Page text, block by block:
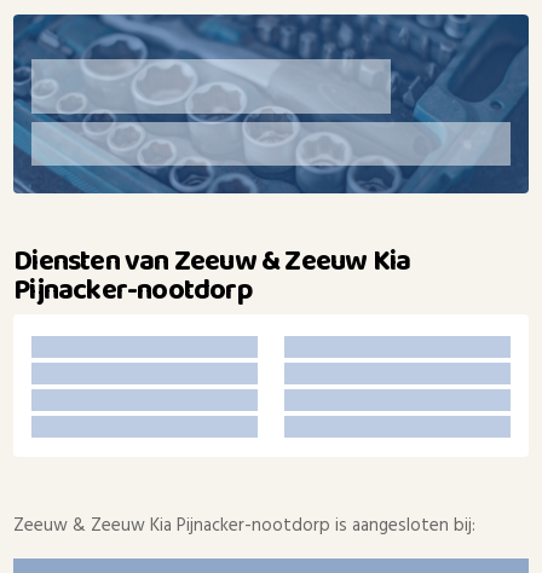
Diensten van Zeeuw & Zeeuw Kia
Pijnacker-nootdorp
Zeeuw & Zeeuw Kia Pijnacker-nootdorp is aangesloten bij: